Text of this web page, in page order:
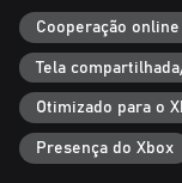
• Mude o mundo –
expandidos.
são compatíveis.
• Novas opções de
dificuldade para os
novos quebra-cabeças.
• Personalização de
Cooperação
Tela
Otimizado para o
Presença do Xbox